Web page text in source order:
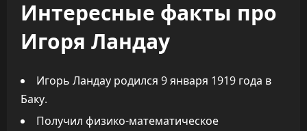
Интересные факты про
Игоря Ландау
Игорь Ландау родился 9 января 1919 года в
Баку.
Получил физико-математическое